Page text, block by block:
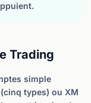
Trading
simple
types) ou XM